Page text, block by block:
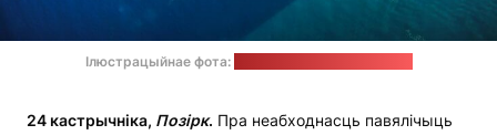
Ілюстрацыйнае фота:
24 кастрычніка, Позірк. Пра неабходнасць павялічыць